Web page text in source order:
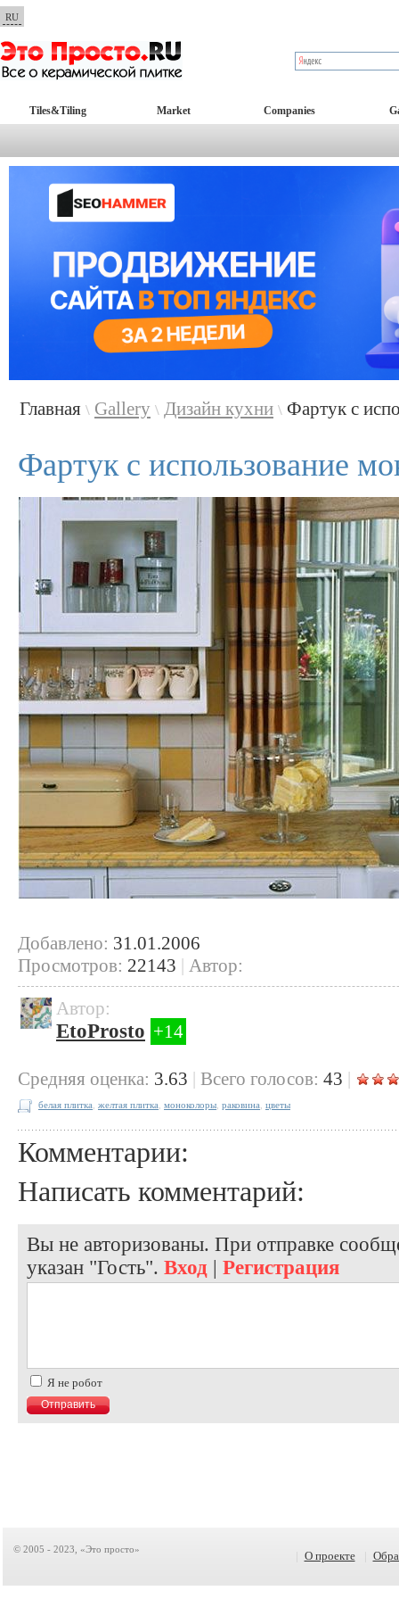
RU
Tiles&Tiling Market Companies
Главная \ Gallery \ Дизайн кухни \ Фартук с
Фартук с использование
Добавлено: 31.01.2006
Просмотров: 22143 | Автор:
Автор:
EtoProsto +14
Cредняя оценка: 3.63 | Всего голосов: 43 |
белая плитка желтая плитка моноколоры раковина цветы
Комментарии:
Написать комментарий:
Вы не авторизованы. При отправке
указан "Гость". Вход | Регистрация
Я не робот
© 2005 - 2023, «Это просто» О проекте